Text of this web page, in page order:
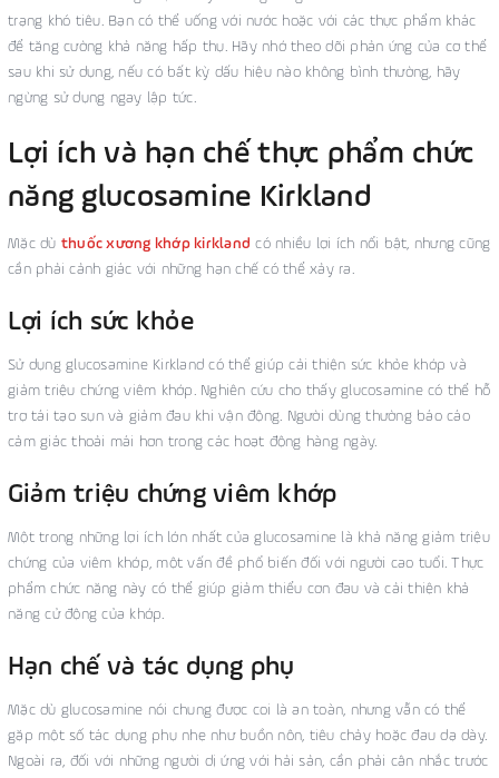
trạng khó tiêu. Bạn có thể uống với nước hoặc với các thực phẩm khác
để tăng cường khả năng hấp thụ. Hãy nhớ theo dõi phản ứng của cơ thể
sau khi sử dụng, nếu có bất kỳ dấu hiệu nào không bình thường, hãy
ngừng sử dụng ngay lập tức.
Lợi ích và hạn chế thực phẩm chức
năng glucosamine Kirkland
Mặc dù thuốc xương khớp kirkland có nhiều lợi ích nổi bật, nhưng cũng
cần phải cảnh giác với những hạn chế có thể xảy ra.
Lợi ích sức khỏe
Sử dụng glucosamine Kirkland có thể giúp cải thiện sức khỏe khớp và
giảm triệu chứng viêm khớp. Nghiên cứu cho thấy glucosamine có thể hỗ
trợ tái tạo sụn và giảm đau khi vận động. Người dùng thường báo cáo
cảm giác thoải mái hơn trong các hoạt động hàng ngày.
Giảm triệu chứng viêm khớp
Một trong những lợi ích lớn nhất của glucosamine là khả năng giảm triệu
chứng của viêm khớp, một vấn đề phổ biến đối với người cao tuổi. Thực
phẩm chức năng này có thể giúp giảm thiểu cơn đau và cải thiện khả
năng cử động của khớp.
Hạn chế và tác dụng phụ
Mặc dù glucosamine nói chung được coi là an toàn, nhưng vẫn có thể
gặp một số tác dụng phụ nhẹ như buồn nôn, tiêu chảy hoặc đau dạ dày.
Ngoài ra, đối với những người dị ứng với hải sản, cần phải cân nhắc trước